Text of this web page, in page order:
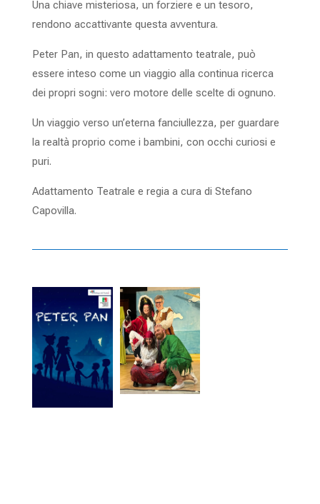
Una chiave misteriosa, un forziere e un tesoro,
rendono accattivante questa avventura.
Peter Pan, in questo adattamento teatrale, può
essere inteso come un viaggio alla continua ricerca
dei propri sogni: vero motore delle scelte di ognuno.
Un viaggio verso un’eterna fanciullezza, per guardare
la realtà proprio come i bambini, con occhi curiosi e
puri.
Adattamento Teatrale e regia a cura di Stefano
Capovilla.